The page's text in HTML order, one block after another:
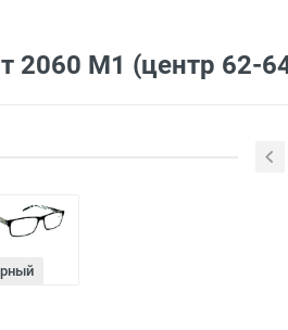
2060 M1 (центр 62-